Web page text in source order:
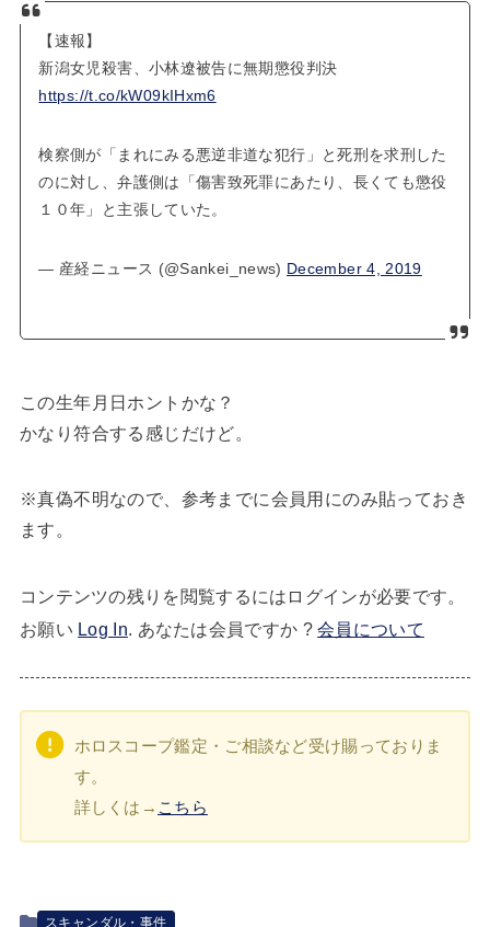
【速報】
新潟女児殺害、小林遼被告に無期懲役判決
https://t.co/kW09kIHxm6
検察側が「まれにみる悪逆非道な犯行」と死刑を求刑した
のに対し、弁護側は「傷害致死罪にあたり、長くても懲役
１０年」と主張していた。
— 産経ニュース (@Sankei_news) December 4, 2019
この生年月日ホントかな？
かなり符合する感じだけど。
※真偽不明なので、参考までに会員用にのみ貼っておき
ます。
コンテンツの残りを閲覧するにはログインが必要です。
お願い Log In. あなたは会員ですか ?会員について
ホロスコープ鑑定・ご相談など受け賜っておりま
す。
詳しくは→ こちら
スキャンダル・事件